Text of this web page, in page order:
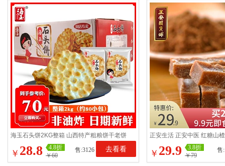
海玉石头饼2KG整箱 山西特产粗粮饼干老饼
坊手工石子馍零食品包邮
￥ 28.8
4.8折
￥60
售:3126 去看看
正安生活 正安中医 红糖山
块酸甜开胃口感浓郁
￥ 29.9
3.8折
￥79
售